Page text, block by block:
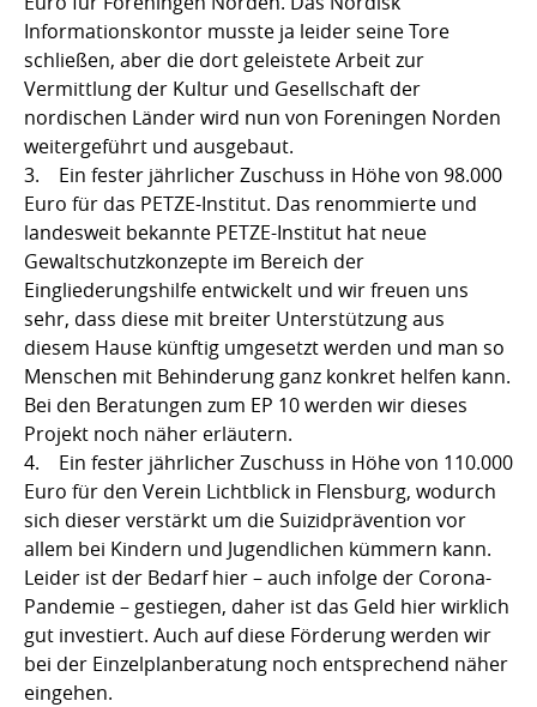
Informationskontor musste ja leider seine Tore
schließen, aber die dort geleistete Arbeit zur
Vermittlung der Kultur und Gesellschaft der
nordischen Länder wird nun von Foreningen Norden
weitergeführt und ausgebaut.
3. Ein fester jährlicher Zuschuss in Höhe von 98.000
Euro für das PETZE-Institut. Das renommierte und
landesweit bekannte PETZE-Institut hat neue
Gewaltschutzkonzepte im Bereich der
Eingliederungshilfe entwickelt und wir freuen uns
sehr, dass diese mit breiter Unterstützung aus
diesem Hause künftig umgesetzt werden und man so
Menschen mit Behinderung ganz konkret helfen kann.
Bei den Beratungen zum EP 10 werden wir dieses
Projekt noch näher erläutern.
4. Ein fester jährlicher Zuschuss in Höhe von 110.000
Euro für den Verein Lichtblick in Flensburg, wodurch
sich dieser verstärkt um die Suizidprävention vor
allem bei Kindern und Jugendlichen kümmern kann.
Leider ist der Bedarf hier – auch infolge der Corona-
Pandemie – gestiegen, daher ist das Geld hier wirklich
gut investiert. Auch auf diese Förderung werden wir
bei der Einzelplanberatung noch entsprechend näher
eingehen.